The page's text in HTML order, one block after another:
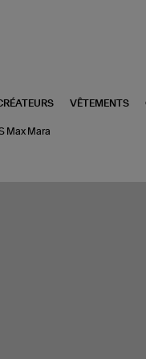
VÊTEMENTS
Max Mara